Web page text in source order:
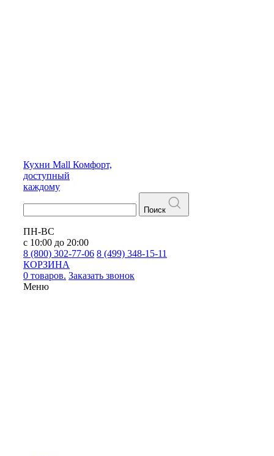
Кухни Mall Комфорт,
доступный
каждому
Поиск
ПН-ВС
с 10:00 до 20:00
8 (800) 302-77-06 8 (499) 348-15-11
КОРЗИНА
0 товаров. Заказать звонок
Меню